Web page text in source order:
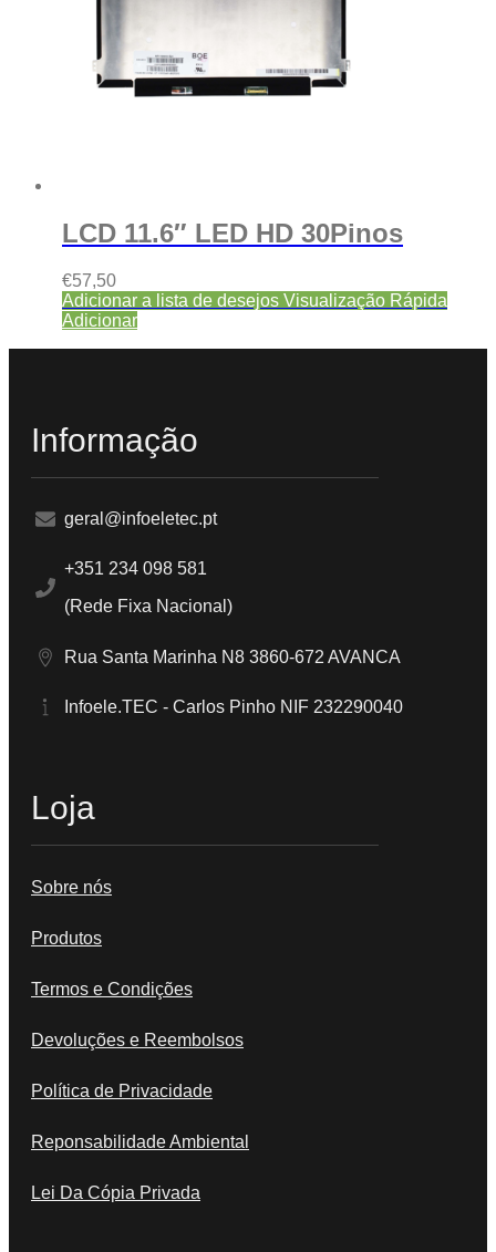
LCD 11.6″ LED HD 30Pinos
€57,50
Adicionar a lista de desejos Visualização Rápida
Adicionar
Informação
geral@infoeletec.pt
+351 234 098 581
(Rede Fixa Nacional)
Rua Santa Marinha N8 3860-672 AVANCA
Infoele.TEC - Carlos Pinho NIF 232290040
Loja
Sobre nós
Produtos
Termos e Condições
Devoluções e Reembolsos
Política de Privacidade
Reponsabilidade Ambiental
Lei Da Cópia Privada